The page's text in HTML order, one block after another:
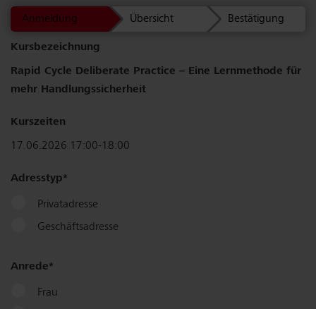
Anmeldung Übersicht Bestätigung
Kurs­bezeichnung
Rapid Cycle Deliberate Practice – Eine Lernmethode für
mehr Handlungssicherheit
Kurszeiten
17.06.2026 17:00-18:00
Adresstyp
Privatadresse
Geschäftsadresse
Anrede
Frau